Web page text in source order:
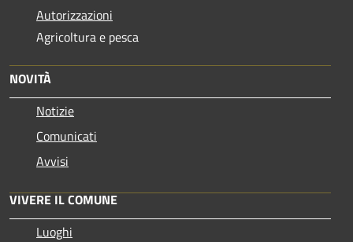
Autorizzazioni
Agricoltura e pesca
NOVITÀ
Notizie
Comunicati
Avvisi
VIVERE IL COMUNE
Luoghi